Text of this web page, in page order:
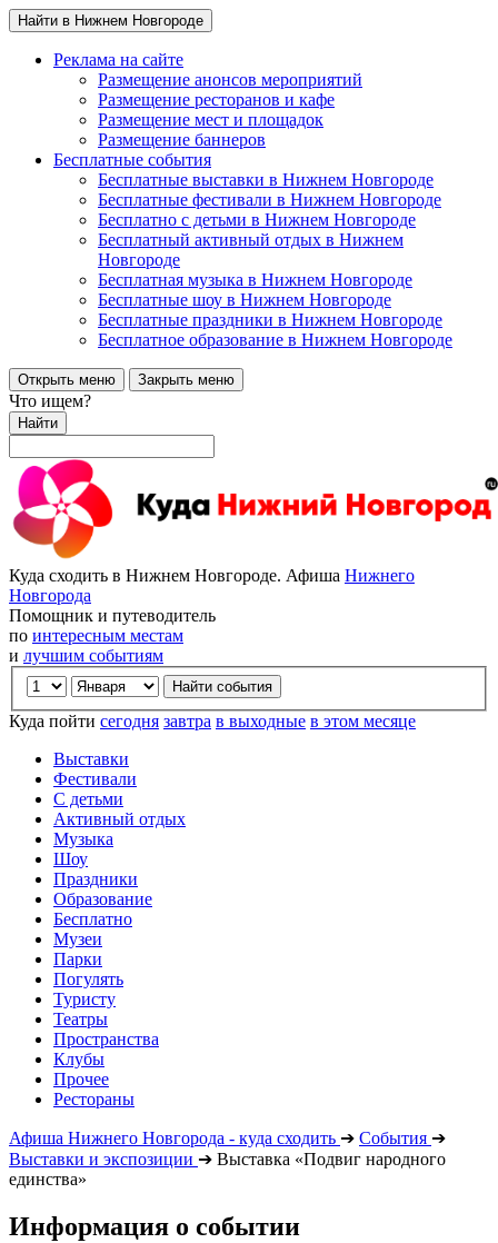
Найти в Нижнем Новгороде
Реклама на сайте
Размещение анонсов мероприятий
Размещение ресторанов и кафе
Размещение мест и площадок
Размещение баннеров
Бесплатные события
Бесплатные выставки в Нижнем Новгороде
Бесплатные фестивали в Нижнем Новгороде
Бесплатно с детьми в Нижнем Новгороде
Бесплатный активный отдых в Нижнем
Новгороде
Бесплатная музыка в Нижнем Новгороде
Бесплатные шоу в Нижнем Новгороде
Бесплатные праздники в Нижнем Новгороде
Бесплатное образование в Нижнем Новгороде
Открыть меню Закрыть меню
Что ищем?
Найти
Куда сходить в Нижнем Новгороде. Афиша Нижнего
Новгорода
Помощник и путеводитель
по интересным местам
и лучшим событиям
Куда пойти сегодня завтра в выходные в этом месяце
Выставки
Фестивали
С детьми
Активный отдых
Музыка
Шоу
Праздники
Образование
Бесплатно
Музеи
Парки
Погулять
Туристу
Театры
Пространства
Клубы
Прочее
Рестораны
Афиша Нижнего Новгорода - куда сходить ➔ События ➔
Выставки и экспозиции ➔ Выставка «Подвиг народного
единства»
Информация о событии